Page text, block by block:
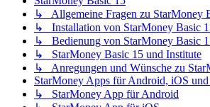
↳ Allgemeine Fragen zu StarMoney
↳ Installation von StarMoney Basic
↳ Bedienung von StarMoney Basic
↳ StarMoney Basic 15 und Institute
↳ Anregungen und Wünsche zu
StarMoney Apps für Android, iOS
↳ StarMoney App für Android